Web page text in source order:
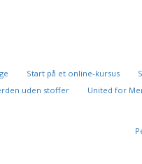
Start på et online-kursus
uden stoffer United for